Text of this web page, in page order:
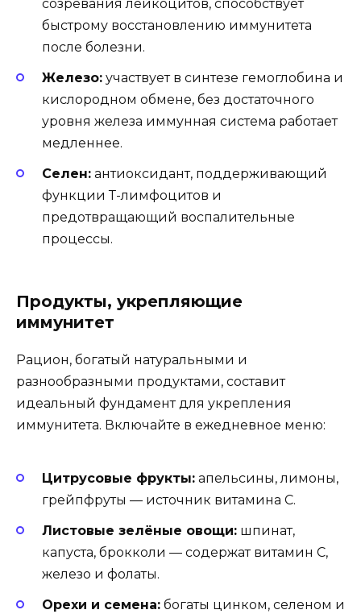
созревания лейкоцитов, способствует
быстрому восстановлению иммунитета
после болезни.
Железо: участвует в синтезе гемоглобина и
кислородном обмене, без достаточного
уровня железа иммунная система работает
медленнее.
Селен: антиоксидант, поддерживающий
функции Т-лимфоцитов и
предотвращающий воспалительные
процессы.
Продукты, укрепляющие
иммунитет
Рацион, богатый натуральными и
разнообразными продуктами, составит
идеальный фундамент для укрепления
иммунитета. Включайте в ежедневное меню:
Цитрусовые фрукты: апельсины, лимоны,
грейпфруты — источник витамина C.
Листовые зелёные овощи: шпинат,
капуста, брокколи — содержат витамин С,
железо и фолаты.
Орехи и семена: богаты цинком, селеном и